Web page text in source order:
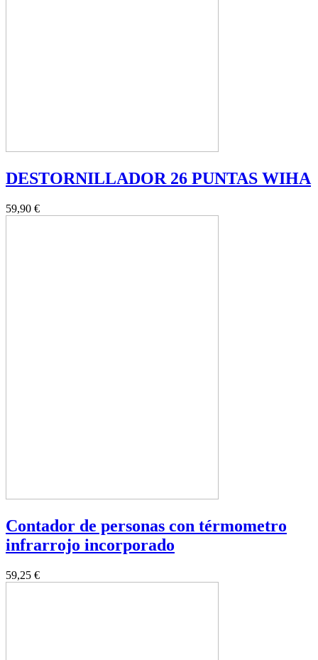
DESTORNILLADOR 26 PUNTAS WIHA
59,90 €
Contador de personas con térmometro
infrarrojo incorporado
59,25 €